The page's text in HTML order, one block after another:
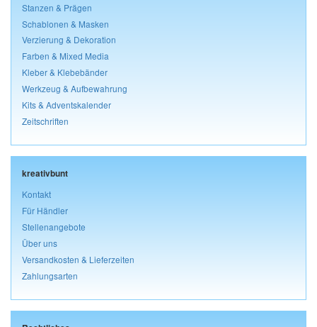
Stanzen & Prägen
Schablonen & Masken
Verzierung & Dekoration
Farben & Mixed Media
Kleber & Klebebänder
Werkzeug & Aufbewahrung
Kits & Adventskalender
Zeitschriften
kreativbunt
Kontakt
Für Händler
Stellenangebote
Über uns
Versandkosten & Lieferzeiten
Zahlungsarten